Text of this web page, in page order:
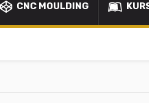
CNC MOULDING